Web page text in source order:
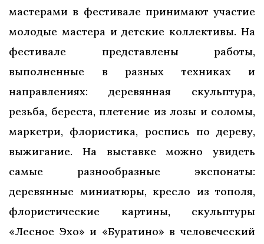
мастерами в фестивале принимают участие
молодые мастера и детские коллективы. На
фестивале представлены работы,
выполненные в разных техниках и
направлениях: деревянная скульптура,
резьба, береста, плетение из лозы и соломы,
маркетри, флористика, роспись по дереву,
выжигание. На выставке можно увидеть
самые разнообразные экспонаты:
деревянные миниатюры, кресло из тополя,
флористические картины, скульптуры
«Лесное Эхо» и «Буратино» в человеческий